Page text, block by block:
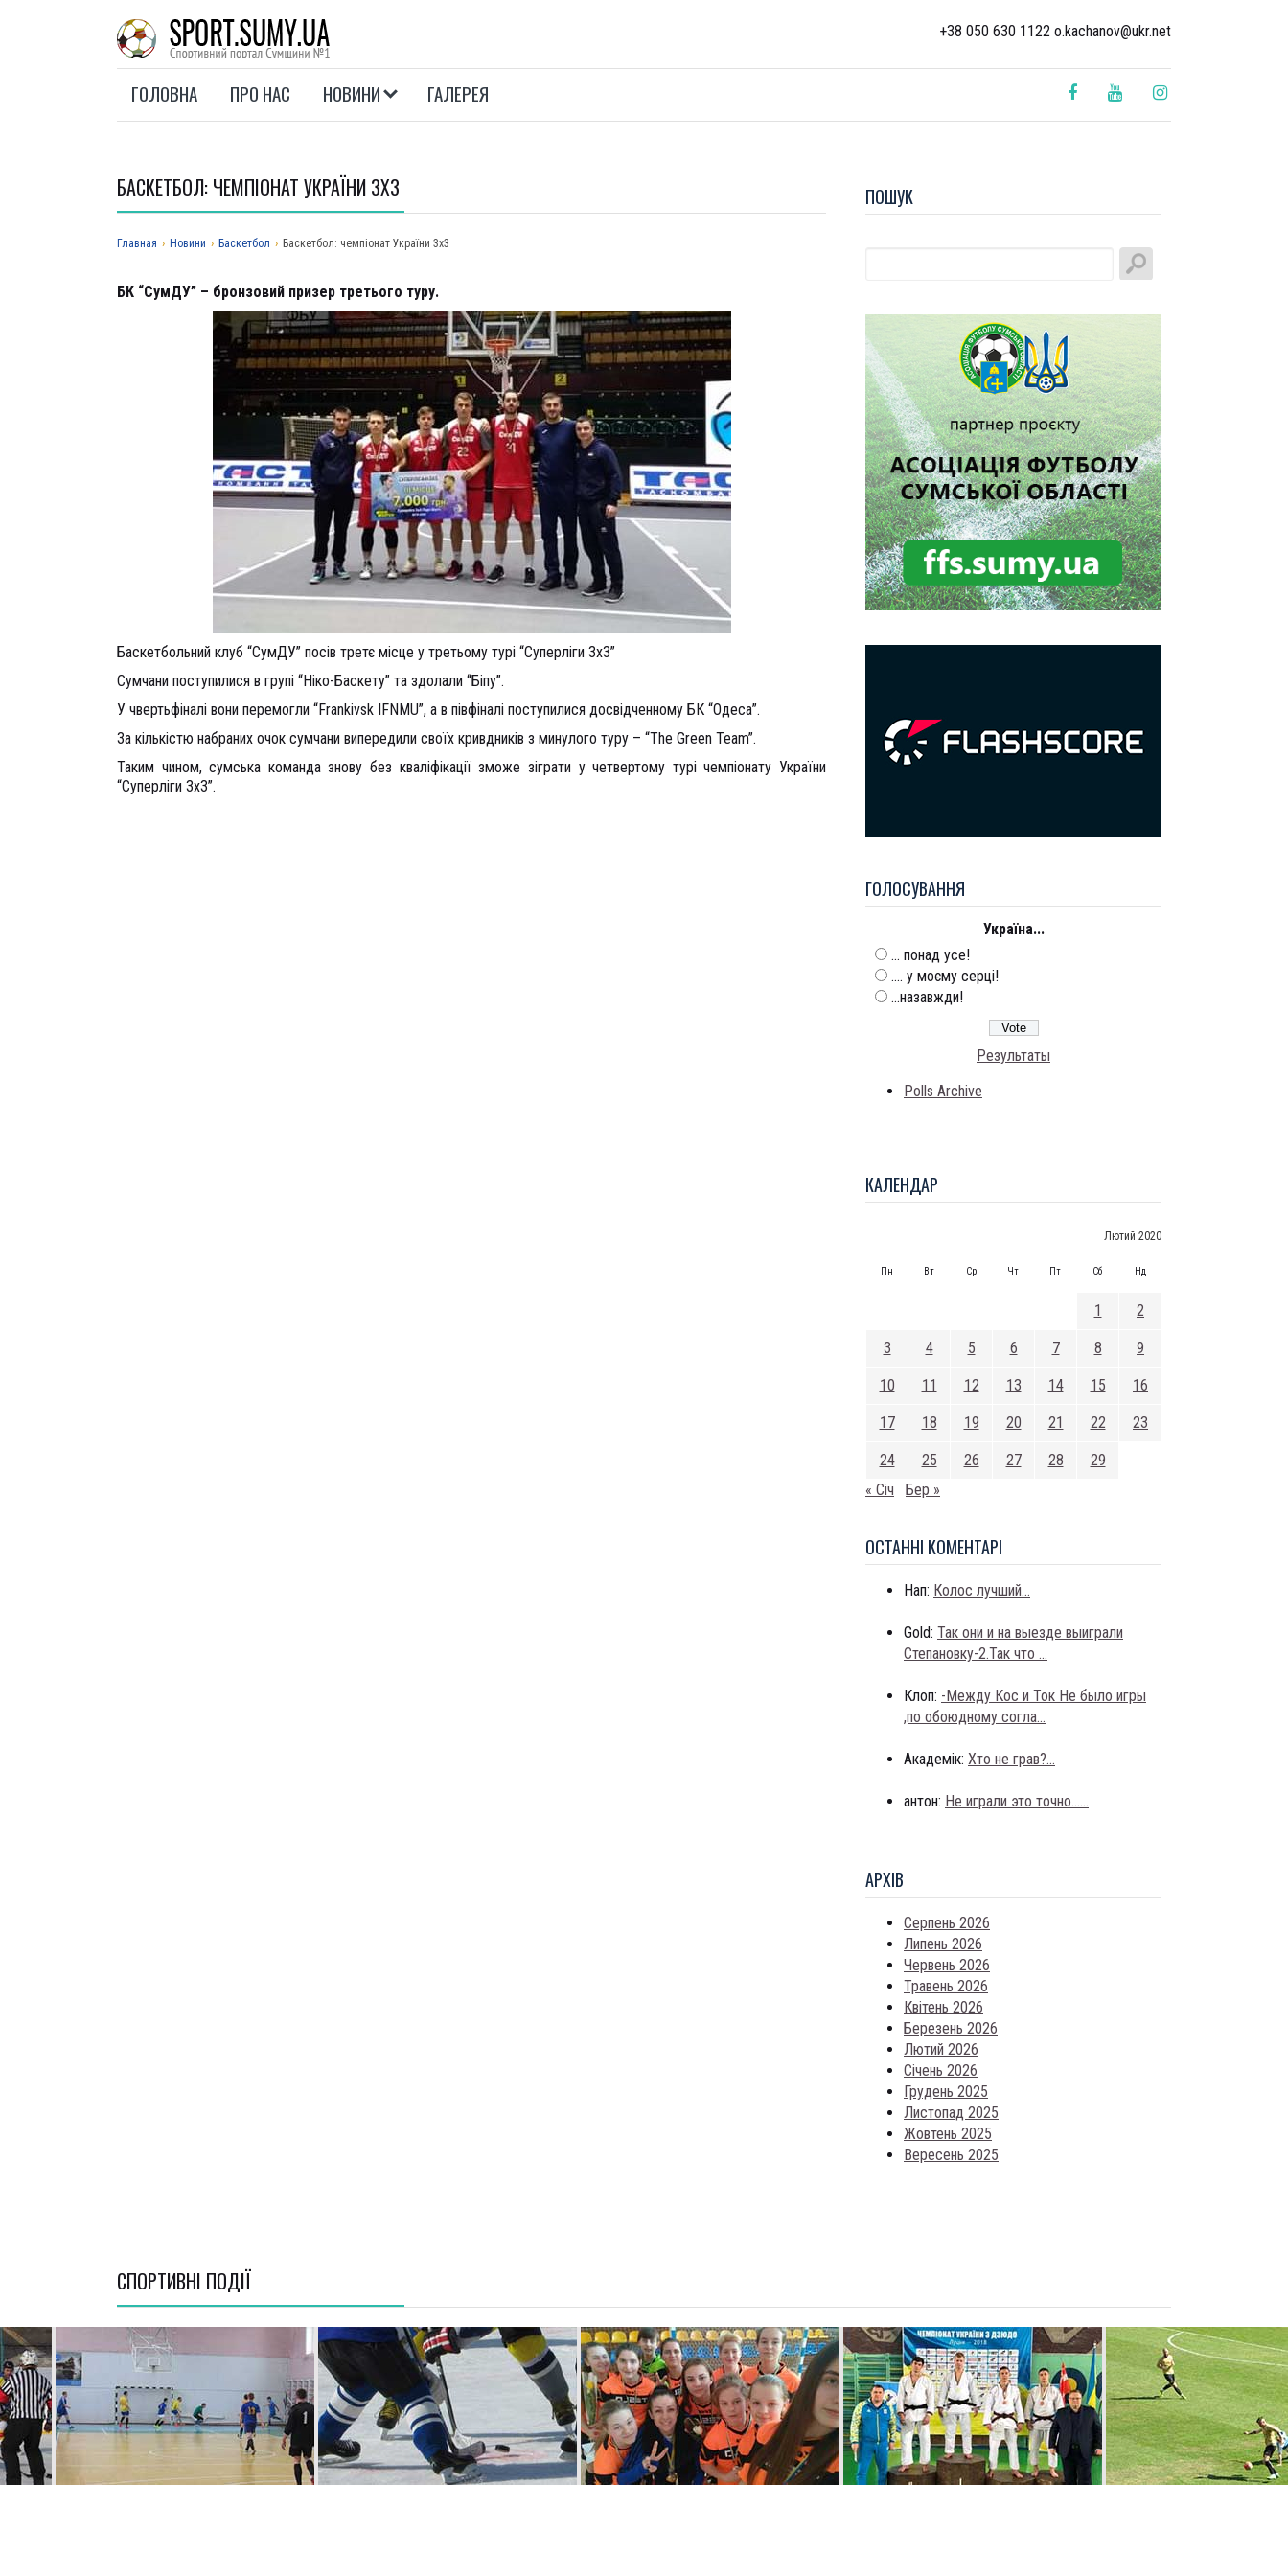
+38 050 630 1122 o.kachanov@ukr.net
ГОЛОВНА ПРО НАС НОВИНИ ГАЛЕРЕЯ
ПОШУК
ГОЛОСУВАННЯ
Україна...
... понад усе!
.... у моєму серці!
...назавжди!
Результаты
Polls Archive
КАЛЕНДАР
Лютий 2020
Пн Вт Ср Чт Пт Сб Нд
1 2
3 4 5 6 7 8 9
10 11 12 13 14 15 16
17 18 19 20 21 22 23
24 25 26 27 28
29
« Січ
Бер »
ОСТАННI КОМЕНТАРI
Нап: Колос лучший...
Gold: Так они и на выезде выиграли
Степановку-2.Так что ...
Клоп: -Между Кос и Ток Не было игры
,по обоюдному согла...
Академік: Хто не грав?...
антон: Не играли это точно......
АРХIВ
Серпень 2026
Липень 2026
Червень 2026
Травень 2026
Квітень 2026
Березень 2026
Лютий 2026
Січень 2026
Грудень 2025
Листопад 2025
Жовтень 2025
Вересень 2025
БАСКЕТБОЛ: ЧЕМПІОНАТ УКРАЇНИ 3Х3
Главная › Новини › Баскетбол › Баскетбол: чемпіонат України 3х3
БК “СумДУ” – бронзовий призер третього туру.
Баскетбольний клуб “СумДУ” посів третє місце у третьому турі “Суперліги 3х3”
Сумчани поступилися в групі “Ніко-Баскету” та здолали “Біпу”.
У чвертьфіналі вони перемогли “Frankivsk IFNMU”, а в півфіналі поступилися досвідченному БК “Одеса”.
За кількістю набраних очок сумчани випередили своїх кривдників з минулого туру – “The Green Team”.
Таким чином, сумська команда знову без кваліфікації зможе зіграти у четвертому турі чемпіонату України
“Суперліги 3х3”.
СПОРТИВНI ПОДІЇ